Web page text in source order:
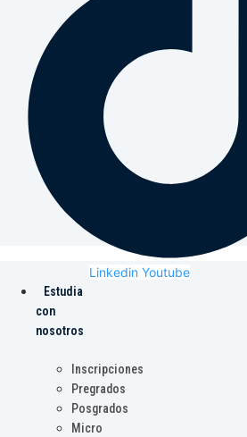
Linkedin Youtube
Estudia
con
nosotros
Inscripciones
Pregrados
Posgrados
Micro